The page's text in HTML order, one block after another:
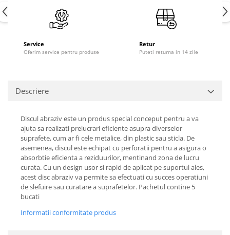
Service
Oferim service pentru produse
Retur
Puteti returna in 14 zile
Descriere
Discul abraziv este un produs special conceput pentru a va
ajuta sa realizati prelucrari eficiente asupra diverselor
suprafete, cum ar fi cele metalice, din plastic sau sticla. De
asemenea, discul este echipat cu perforatii pentru a asigura o
absorbtie eficienta a reziduurilor, mentinand zona de lucru
curata. Cu un design usor si rapid de aplicat pe suportul ales,
acest disc abraziv va permite sa efectuati cu succes operatiuni
de slefuire sau curatare a suprafetelor. Pachetul contine 5
bucati
Informatii conformitate produs